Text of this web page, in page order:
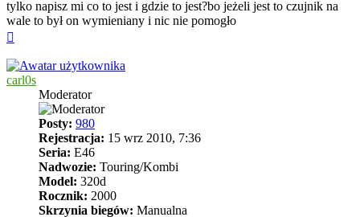
tylko napisz mi co to jest i gdzie to jest?bo jeżeli jest to czujnik na
wale to był on wymieniany i nic nie pomogło
carl0s
Moderator
Posty: 980
Rejestracja: 15 wrz 2010, 7:36
Seria: E46
Nadwozie: Touring/Kombi
Model: 320d
Rocznik: 2000
Skrzynia biegów: Manualna